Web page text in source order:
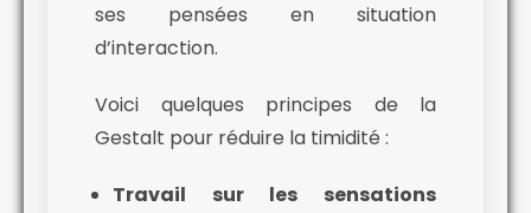
ses pensées en situation
d’interaction.
Voici quelques principes de la
Gestalt pour réduire la timidité :
Travail sur les sensations